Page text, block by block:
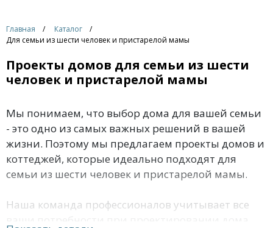
Главная
Каталог
Для семьи из шести человек и пристарелой мамы
Проекты домов для семьи из шести
человек и пристарелой мамы
Мы понимаем, что выбор дома для вашей семьи
- это одно из самых важных решений в вашей
жизни. Поэтому мы предлагаем проекты домов и
коттеджей, которые идеально подходят для
семьи из шести человек и пристарелой мамы.
Наша команда профессионалов учитывает все